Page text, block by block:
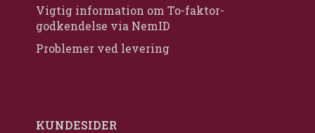
Vigtig information om To-faktor-
godkendelse via NemID
Problemer ved levering
KUNDESIDER